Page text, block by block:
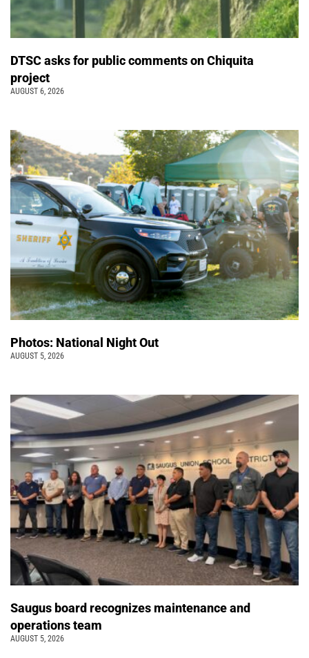
DTSC asks for public comments on Chiquita
project
AUGUST 6, 2026
Photos: National Night Out
AUGUST 5, 2026
Saugus board recognizes maintenance and
operations team
AUGUST 5, 2026